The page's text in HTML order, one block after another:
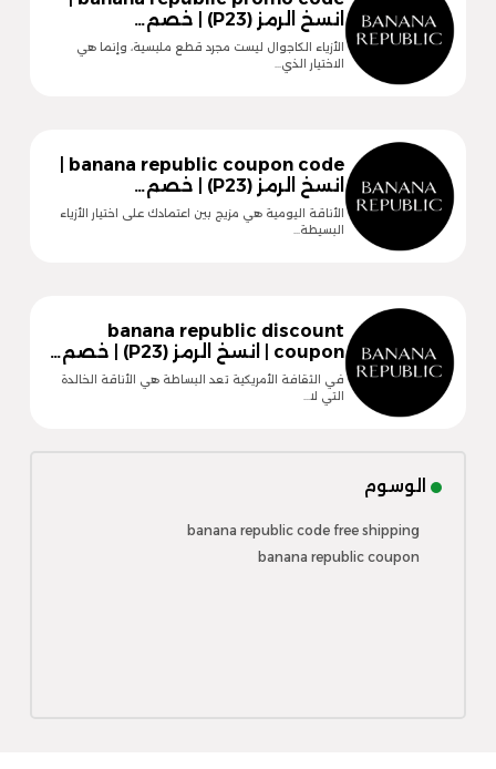
انسخ الرمز (P23) | خصم…
الأزياء الكاجوال ليست مجرد قطع ملبسية، وإنما هي
الاختيار الذي…
انسخ الرمز (P23) | خصم…
الأناقة اليومية هي مزيج بين اعتمادك على اختيار الأزياء
البسيطة…
banana republic discount
coupon | انسخ الرمز (P23) | خصم…
في الثقافة الأمريكية تعد البساطة هي الأناقة الخالدة
التي لا…
الوسوم
banana republic code free shipping
banana republic coupon